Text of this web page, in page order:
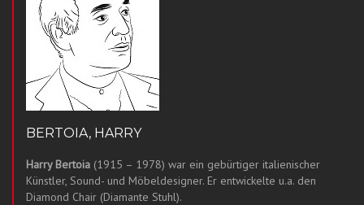
BERTOIA, HARRY
Harry Bertoia (1915 – 1978) war ein gebürtiger italienischer
Künstler, Sound- und Möbeldesigner. Er entwickelte u.a. den
Diamond Chair (Diamante Stuhl).